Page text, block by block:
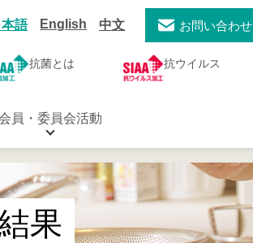
本語 English 中文 お問い合わせ
抗菌とは 抗ウイルス
員・委員会活動
果